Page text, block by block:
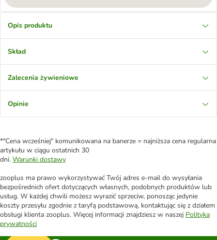
Opis produktu
Skład
Zalecenia żywieniowe
Opinie
*"Cena wcześniej" komunikowana na banerze = najniższa cena regularna
artykułu w ciągu ostatnich 30
dni. Warunki dostawy
zooplus ma prawo wykorzystywać Twój adres e-mail do wysyłania
bezpośrednich ofert dotyczących własnych, podobnych produktów lub
usług. W każdej chwili możesz wyrazić sprzeciw, ponosząc jedynie
koszty przesyłu zgodnie z taryfą podstawową, kontaktując się z działem
obsługi klienta zooplus. Więcej informacji znajdziesz w naszej Polityka
prywatności